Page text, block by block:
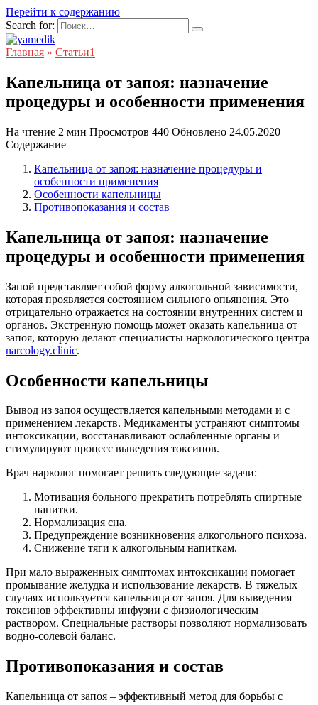
Перейти к содержанию
Search for:
Главная » Статьи1
Капельница от запоя: назначение
процедуры и особенности применения
На чтение 2 мин Просмотров 440 Обновлено 24.05.2020
Содержание
Капельница от запоя: назначение процедуры и
особенности применения
Особенности капельницы
Противопоказания и состав
Капельница от запоя: назначение
процедуры и особенности применения
Запой представляет собой форму алкогольной зависимости,
которая проявляется состоянием сильного опьянения. Это
отрицательно отражается на состоянии внутренних систем и
органов. Экстренную помощь может оказать капельница от
запоя, которую делают специалисты наркологического центра
narcology.clinic.
Особенности капельницы
Вывод из запоя осуществляется капельными методами и с
применением лекарств. Медикаменты устраняют симптомы
интоксикации, восстанавливают ослабленные органы и
стимулируют процесс выведения токсинов.
Врач нарколог помогает решить следующие задачи:
Мотивация больного прекратить потреблять спиртные
напитки.
Нормализация сна.
Предупреждение возникновения алкогольного психоза.
Снижение тяги к алкогольным напиткам.
При мало выраженных симптомах интоксикации помогает
промывание желудка и использование лекарств. В тяжелых
случаях используется капельница от запоя. Для выведения
токсинов эффективны инфузии с физиологическим
раствором. Специальные растворы позволяют нормализовать
водно-солевой баланс.
Противопоказания и состав
Капельница от запоя – эффективный метод для борьбы с